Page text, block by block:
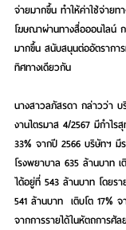
จ่ายมากขึ้น ทำให้ค่าใช้จ่าย
โฆษณาผ่านทางสื่อออนไลน์
มากขึ้น สนับสนุนต่ออัตรากา
ทิศทางเดียวกัน
นางสาวลภัสรดา กล่าวว่า บ
งานไตรมาส 4/2567 มีกำไร
33% จากปี 2566 บริษัทฯ มี
โรงพยาบาล 635 ล้านบาท
ได้อยู่ที่ 543 ล้านบาท โดยร
541 ล้านบาท  เติบโต 17%
จากการรายได้ในหัตถการศั